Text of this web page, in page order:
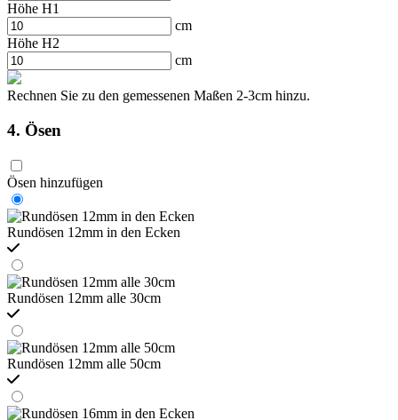
Höhe H1
cm
Höhe H2
cm
Rechnen Sie zu den gemessenen Maßen 2-3cm hinzu.
4. Ösen
Ösen hinzufügen
Rundösen 12mm in den Ecken
Rundösen 12mm alle 30cm
Rundösen 12mm alle 50cm